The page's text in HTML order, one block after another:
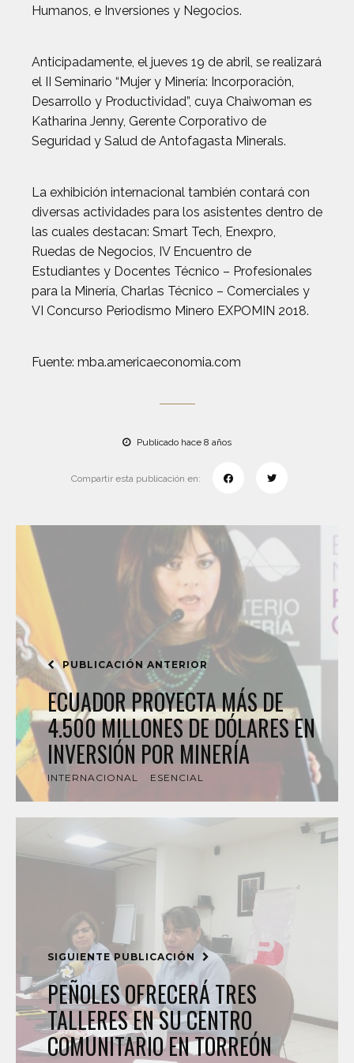
Humanos, e Inversiones y Negocios.
Anticipadamente, el jueves 19 de abril, se realizará
el II Seminario “Mujer y Minería: Incorporación,
Desarrollo y Productividad”, cuya Chaiwoman es
Katharina Jenny, Gerente Corporativo de
Seguridad y Salud de Antofagasta Minerals.
La exhibición internacional también contará con
diversas actividades para los asistentes dentro de
las cuales destacan: Smart Tech, Enexpro,
Ruedas de Negocios, IV Encuentro de
Estudiantes y Docentes Técnico – Profesionales
para la Minería, Charlas Técnico – Comerciales y
VI Concurso Periodismo Minero EXPOMIN 2018.
Fuente: mba.americaeconomia.com
Publicado hace 8 años
Compartir esta publicación en:
PUBLICACIÓN ANTERIOR
ECUADOR PROYECTA MÁS DE
4.500 MILLONES DE DÓLARES EN
INVERSIÓN POR MINERÍA
INTERNACIONAL ESENCIAL
SIGUIENTE PUBLICACIÓN
PEÑOLES OFRECERÁ TRES
TALLERES EN SU CENTRO
COMUNITARIO EN TORREÓN